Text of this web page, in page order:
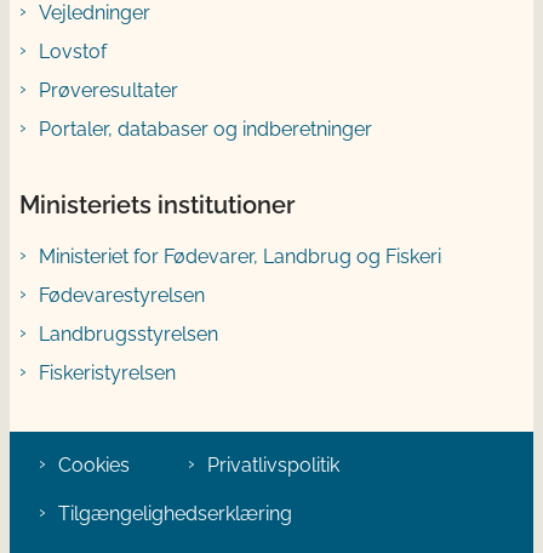
Vejledninger
Lovstof
Prøveresultater
Portaler, databaser og indberetninger
Ministeriets institutioner
Ministeriet for Fødevarer, Landbrug og Fiskeri
Fødevarestyrelsen
Landbrugsstyrelsen
Fiskeristyrelsen
Cookies Privatlivspolitik
Tilgængelighedserklæring